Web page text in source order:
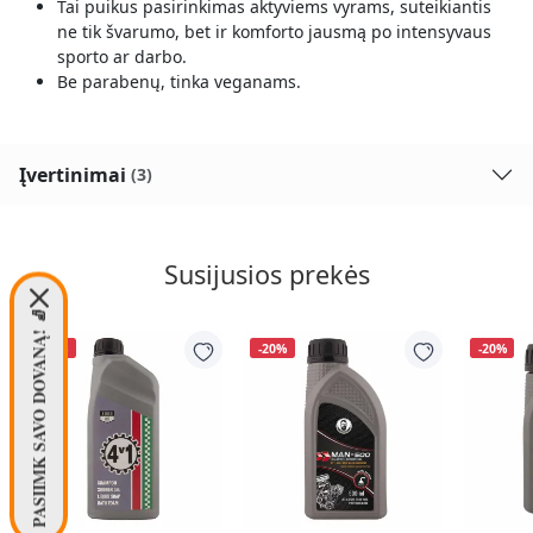
Tai puikus pasirinkimas aktyviems vyrams, suteikiantis
ne tik švarumo, bet ir komforto jausmą po intensyvaus
sporto ar darbo.
Be parabenų, tinka veganams.
Įvertinimai (3)
Susijusios prekės
-20% -20% -20%
PASIIMK SAVO DOVANĄ! 🧦